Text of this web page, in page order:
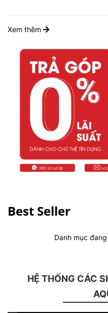
Xem thêm
Best Seller
Danh mục
HỆ THỐNG CÁC